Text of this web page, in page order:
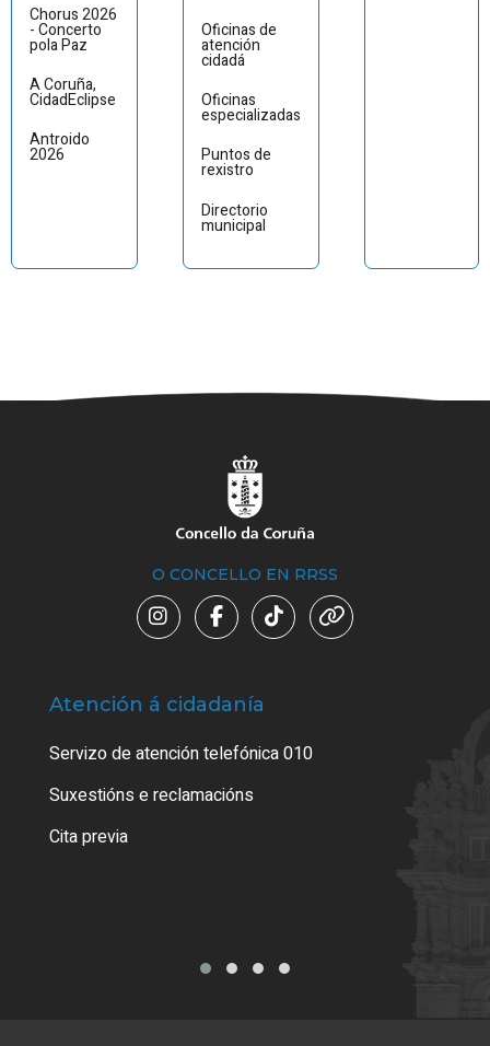
Chorus 2026
- Concerto
pola Paz
A Coruña,
CidadEclipse
Antroido
2026
Oficinas de
atención
cidadá
Oficinas
especializadas
Puntos de
rexistro
Directorio
municipal
O CONCELLO EN RRSS
Atención á cidadanía
Servizo de atención telefónica 010
Suxestións e reclamacións
Cita previa